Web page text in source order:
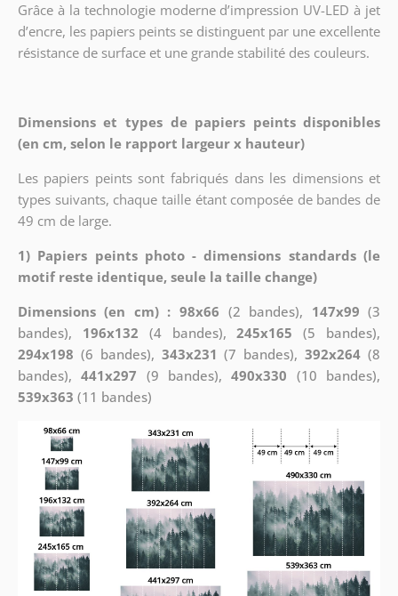
Grâce à la technologie moderne d’impression UV-LED à jet
d’encre, les papiers peints se distinguent par une excellente
résistance de surface et une grande stabilité des couleurs.
Dimensions et types de papiers peints disponibles
(en cm, selon le rapport largeur x hauteur)
Les papiers peints sont fabriqués dans les dimensions et
types suivants, chaque taille étant composée de bandes de
49 cm de large.
1) Papiers peints photo - dimensions standards (le
motif reste identique, seule la taille change)
Dimensions (en cm) : 98x66 (2 bandes), 147x99 (3
bandes), 196x132 (4 bandes),245x165 (5 bandes),
294x198 (6 bandes), 343x231 (7 bandes),392x264 (8
bandes),441x297 (9 bandes),490x330 (10 bandes),
539x363 (11 bandes)